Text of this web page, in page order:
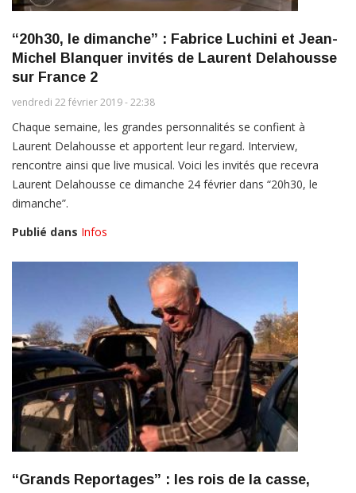
“20h30, le dimanche” : Fabrice Luchini et Jean-
Michel Blanquer invités de Laurent Delahousse
sur France 2
vendredi 22 février 2019 - 22:38
Chaque semaine, les grandes personnalités se confient à
Laurent Delahousse et apportent leur regard. Interview,
rencontre ainsi que live musical. Voici les invités que recevra
Laurent Delahousse ce dimanche 24 février dans “20h30, le
dimanche”.
Publié dans Infos
“Grands Reportages” : les rois de la casse,